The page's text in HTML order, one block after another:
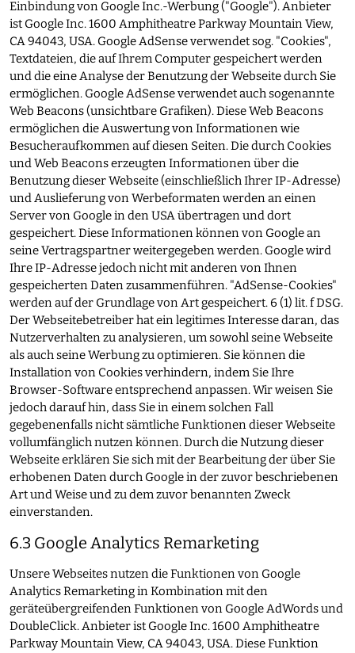
Einbindung von Google Inc.-Werbung ("Google"). Anbieter
ist Google Inc. 1600 Amphitheatre Parkway Mountain View,
CA 94043, USA. Google AdSense verwendet sog. "Cookies",
Textdateien, die auf Ihrem Computer gespeichert werden
und die eine Analyse der Benutzung der Webseite durch Sie
ermöglichen. Google AdSense verwendet auch sogenannte
Web Beacons (unsichtbare Grafiken). Diese Web Beacons
ermöglichen die Auswertung von Informationen wie
Besucheraufkommen auf diesen Seiten. Die durch Cookies
und Web Beacons erzeugten Informationen über die
Benutzung dieser Webseite (einschließlich Ihrer IP-Adresse)
und Auslieferung von Werbeformaten werden an einen
Server von Google in den USA übertragen und dort
gespeichert. Diese Informationen können von Google an
seine Vertragspartner weitergegeben werden. Google wird
Ihre IP-Adresse jedoch nicht mit anderen von Ihnen
gespeicherten Daten zusammenführen. "AdSense-Cookies"
werden auf der Grundlage von Art gespeichert. 6 (1) lit. f DSG.
Der Webseitebetreiber hat ein legitimes Interesse daran, das
Nutzerverhalten zu analysieren, um sowohl seine Webseite
als auch seine Werbung zu optimieren. Sie können die
Installation von Cookies verhindern, indem Sie Ihre
Browser-Software entsprechend anpassen. Wir weisen Sie
jedoch darauf hin, dass Sie in einem solchen Fall
gegebenenfalls nicht sämtliche Funktionen dieser Webseite
vollumfänglich nutzen können. Durch die Nutzung dieser
Webseite erklären Sie sich mit der Bearbeitung der über Sie
erhobenen Daten durch Google in der zuvor beschriebenen
Art und Weise und zu dem zuvor benannten Zweck
einverstanden.
6.3 Google Analytics Remarketing
Unsere Webseites nutzen die Funktionen von Google
Analytics Remarketing in Kombination mit den
geräteübergreifenden Funktionen von Google AdWords und
DoubleClick. Anbieter ist Google Inc. 1600 Amphitheatre
Parkway Mountain View, CA 94043, USA. Diese Funktion